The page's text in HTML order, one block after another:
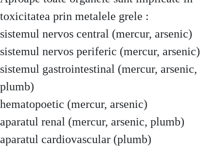
toxicitatea prin metalele grele :
sistemul nervos central (mercur, arsenic)
sistemul nervos periferic (mercur, arsenic)
sistemul gastrointestinal (mercur, arsenic,
plumb)
hematopoetic (mercur, arsenic)
aparatul renal (mercur, arsenic, plumb)
aparatul cardiovascular (plumb)